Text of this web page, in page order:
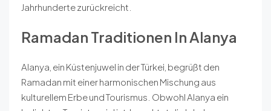
Jahrhunderte zurückreicht.
Ramadan Traditionen In Alanya
Alanya, ein Küstenjuwel in der Türkei, begrüßt den
Ramadan mit einer harmonischen Mischung aus
kulturellem Erbe und Tourismus. Obwohl Alanya ein